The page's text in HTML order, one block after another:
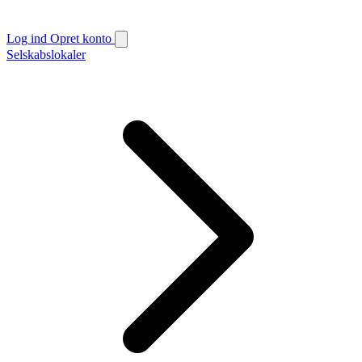
Log ind Opret konto
Selskabslokaler